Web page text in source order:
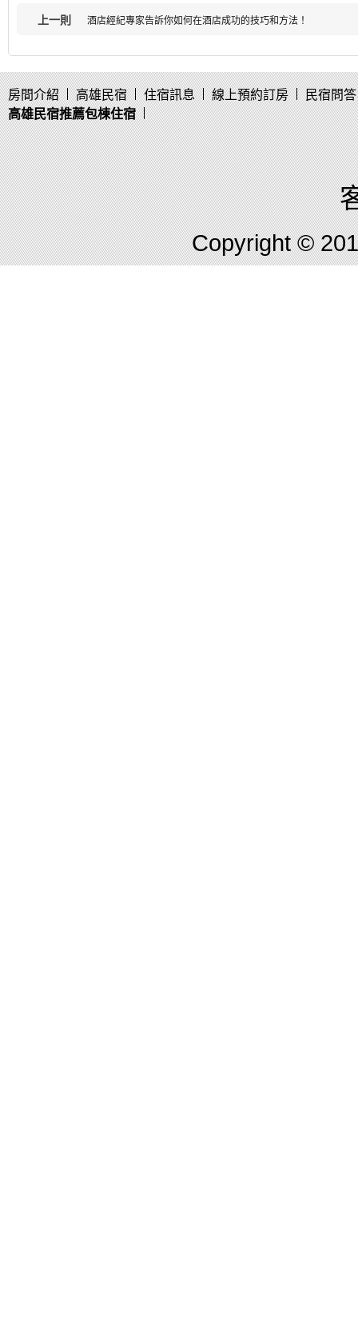
上一則 酒店經紀專家告訴你如何在酒店成功的技巧和方法！
房間介紹 高雄民宿 住宿訊息 線上預約訂房
民宿問答
高雄民宿推薦包棟住宿
Copyright ©